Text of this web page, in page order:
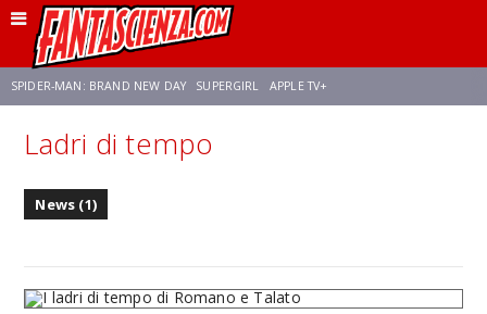
SPIDER-MAN: BRAND NEW DAY SUPERGIRL APPLE TV+
FRANCO RICCIARDIELLO ZENDAYA
Ladri di tempo
News (1)